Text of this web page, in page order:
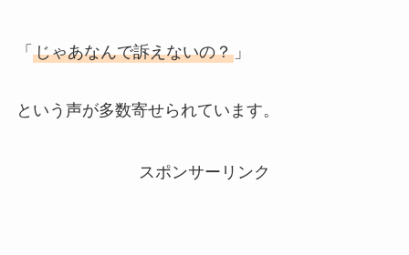
「 じゃあなんで訴えないの？」
という声が多数寄せられています。
スポンサーリンク